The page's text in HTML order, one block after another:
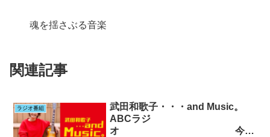
魂を揺さぶる音楽
関連記事
ラジオ番組
武田和歌子・・・and Music。
ABCラジ
オ 今月